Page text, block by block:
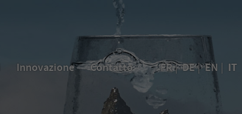
FR|DE|EN IT
Innovazione Contatto